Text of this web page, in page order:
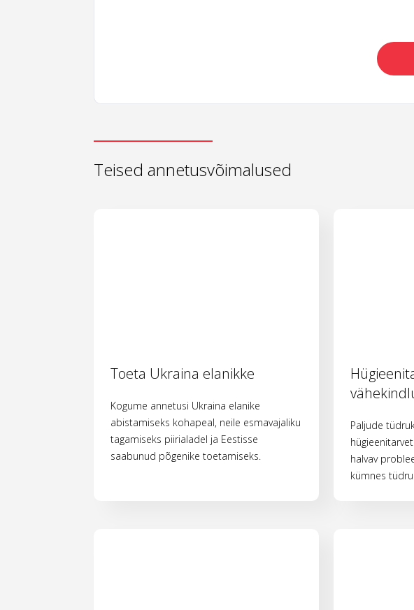
Teised annetusvõimalused
Toeta Ukraina elanikke
Kogume annetusi Ukraina elanike
abistamiseks kohapeal, neile esmavajaliku
tagamiseks piirialadel ja Eestisse
saabunud põgenike toetamiseks.
Paljude
halvav
kümnes